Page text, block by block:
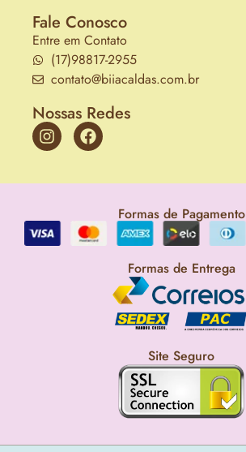
Fale Conosco
Entre em Contato
(17)98817-2955
contato@biiacaldas.com.br
Nossas Redes
Formas de Pagamento
Formas de Entrega
Site Seguro